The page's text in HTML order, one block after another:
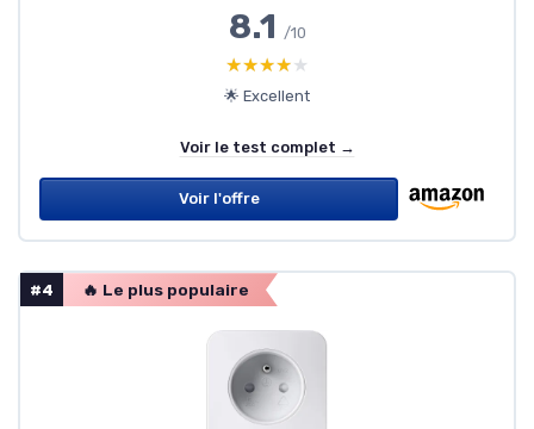
8.1 /10
★★★★★
★★★★★
🌟 Excellent
Voir le test complet →
Voir l'offre
#4 🔥 Le plus populaire